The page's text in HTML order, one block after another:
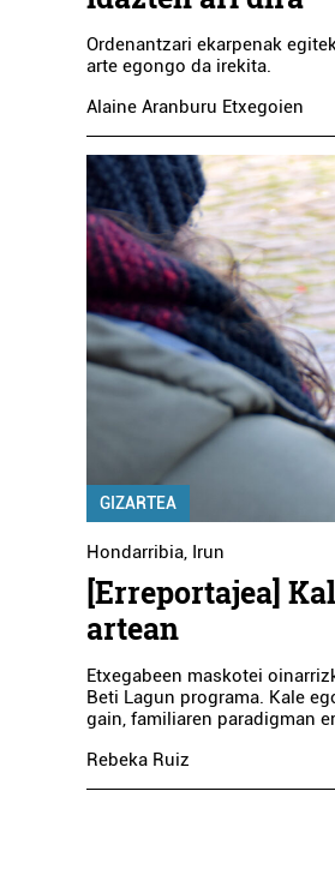
Ordenantzari ekarpenak
arte egongo da irekita.
Alaine Aranburu Etxegoien
GIZARTEA
Hondarribia, Irun
[Erreportajea]
artean
Etxegabeen maskotei
Beti Lagun programa. Kale
gain, familiaren paradigman
Rebeka Ruiz